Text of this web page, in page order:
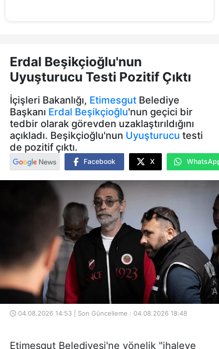
Erdal Beşikçioğlu'nun
Uyuşturucu Testi Pozitif Çıktı
İçişleri Bakanlığı, Etimesgut Belediye
Başkanı Erdal Beşikçioğlu'nun geçici bir
tedbir olarak görevden uzaklaştırıldığını
açıkladı. Beşikçioğlu'nun Uyuşturucu testi
de pozitif çıktı.
Facebook X
04.08.2026 14:53 | Son Güncelleme : 04.08.2026 18:48
Etimesgut Belediyesi'ne yönelik "ihaleye